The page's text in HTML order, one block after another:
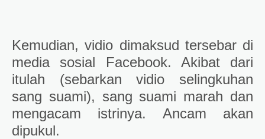
Kemudian, vidio dimaksud tersebar di
media sosial Facebook. Akibat dari
itulah (sebarkan vidio selingkuhan
sang suami), sang suami marah dan
mengacam istrinya. Ancam akan
dipukul.